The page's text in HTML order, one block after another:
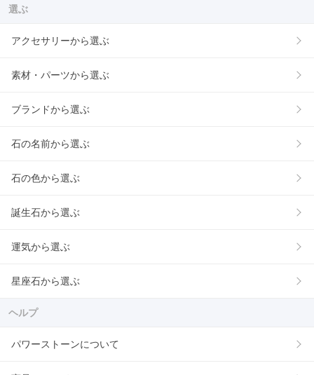
選ぶ
アクセサリーから選ぶ
素材・パーツから選ぶ
ブランドから選ぶ
石の名前から選ぶ
石の色から選ぶ
誕生石から選ぶ
運気から選ぶ
星座石から選ぶ
ヘルプ
パワーストーンについて